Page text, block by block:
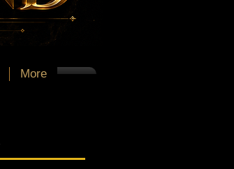
More